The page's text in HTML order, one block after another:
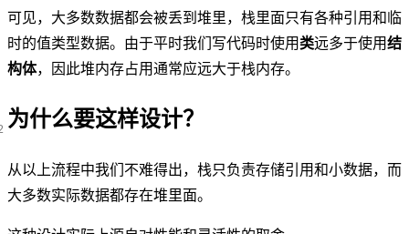
可见，大多数数据都会被丢到堆里，栈里面只有各种引用和临
时的值类型数据。由于平时我们写代码时使用类远多于使用结
构体，因此堆内存占用通常应远大于栈内存。
为什么要这样设计？
从以上流程中我们不难得出，栈只负责存储引用和小数据，而
大多数实际数据都存在堆里面。